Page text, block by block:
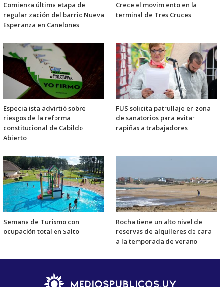
Comienza última etapa de
regularización del barrio Nueva
Esperanza en Canelones
Crece el movimiento en la
terminal de Tres Cruces
Especialista advirtió sobre
riesgos de la reforma
constitucional de Cabildo
Abierto
FUS solicita patrullaje en zona
de sanatorios para evitar
rapiñas a trabajadores
Semana de Turismo con
ocupación total en Salto
Rocha tiene un alto nivel de
reservas de alquileres de cara
a la temporada de verano